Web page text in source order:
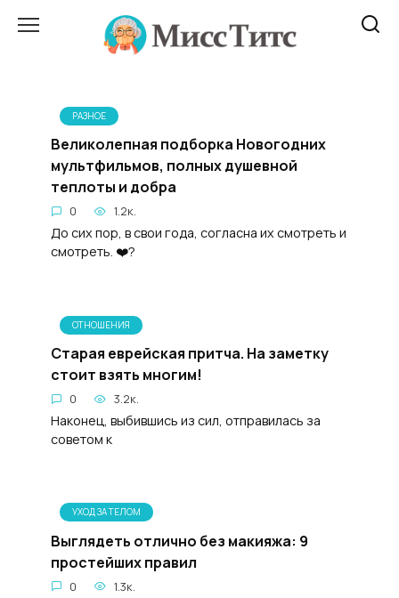
РАЗНОЕ
Великолепная подборка Новогодних
мультфильмов, полных душевной
теплоты и добра
0 1.2к.
До сих пор, в свои года, согласна их смотреть и
смотреть. ❤️?
ОТНОШЕНИЯ
Старая еврейская притча. На заметку
стоит взять многим!
0 3.2к.
Наконец, выбившись из сил, отправилась за
советом к
УХОД ЗА ТЕЛОМ
Выглядеть отлично без макияжа: 9
простейших правил
0 1.3к.